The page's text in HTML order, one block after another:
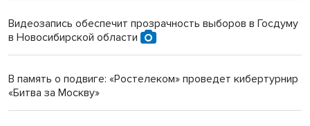
Новосибирский преподаватель с женой вошли в топ-16
Обновлённое отделение ВТБ открылось в Искитиме
Видеозапись обеспечит прозрачность выборов в Госдуму
в Новосибирской области
В память о подвиге: «Ростелеком» проведет кибертурнир
«Битва за Москву»